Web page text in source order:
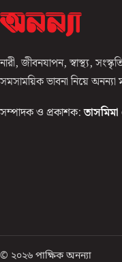
নারী, জীবনযাপন, স্বাস্থ্য,
সমসাময়িক ভাবনা নিয়ে অনন্যা
সম্পাদক ও প্রকাশক:
© ২০২৬ পাক্ষিক অনন্যা